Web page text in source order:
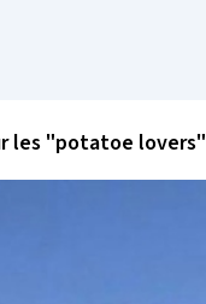
les "potatoe lovers"